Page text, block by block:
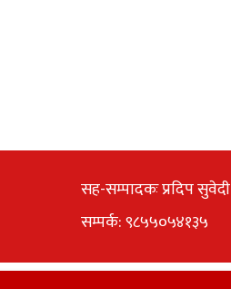
सह-सम्पादकः प्रदिप सुवेदी
सम्पर्क: ९८५५०५४१३५